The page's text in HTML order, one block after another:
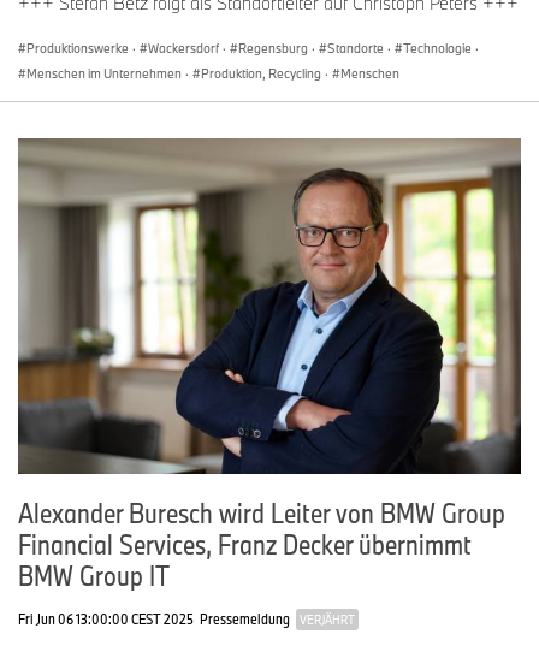
Produktionswerke · Wackersdorf · Regensburg · Standorte · Technologie ·
Menschen im Unternehmen · Produktion, Recycling · Menschen
Alexander Buresch wird Leiter von BMW Group
Financial Services, Franz Decker übernimmt
BMW Group IT
Fri Jun 06 13:00:00 CEST 2025 Pressemeldung VERJÄHRT